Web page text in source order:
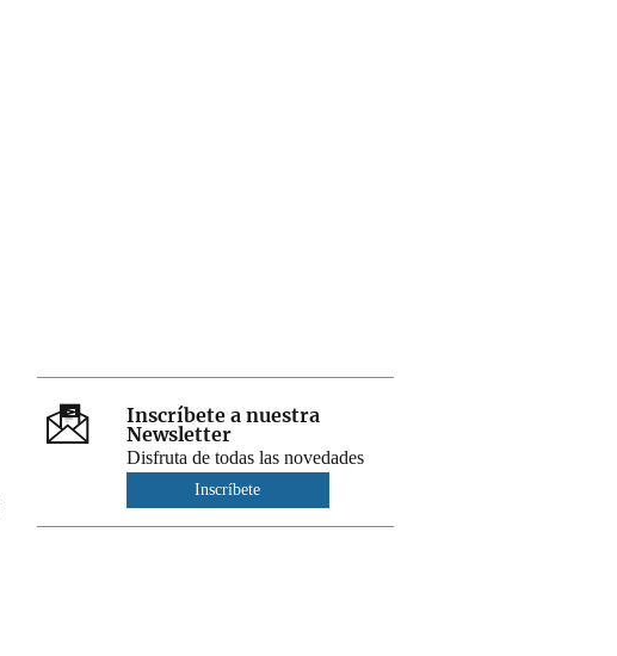
Inscríbete a nuestra
Newsletter
Disfruta de todas las novedades
Inscríbete